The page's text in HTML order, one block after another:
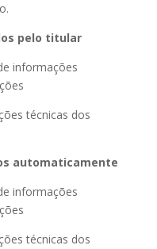
pelo titular
informações
técnicas dos
automaticamente
informações
técnicas dos